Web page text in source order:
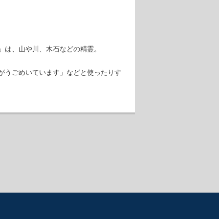
、山や川、木石などの精霊。
うごめいています」などと使ったりす